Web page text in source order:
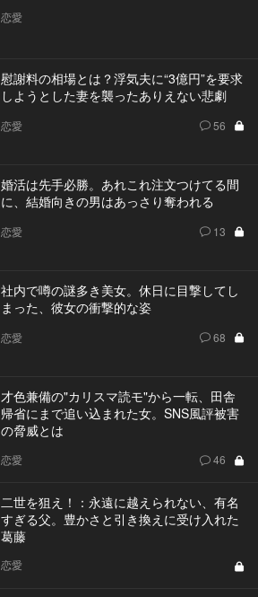
恋愛
慰謝料の相場とは？浮気夫に“3億円”を要求
しようとした妻を襲ったありえない悲劇
恋愛 56
婚活は先手必勝。あれこれ注文つけてる間
に、結婚向きの男はあっさり奪われる
恋愛 13
社内で噂の謎多き美女。休日に目撃してし
まった、彼女の衝撃的な姿
恋愛 68
才色兼備の"カリスマ読モ"から一転、田舎
帰省にまで追い込まれた女。SNS風評被害
の脅威とは
恋愛 46
二世を狙え！：永遠に越えられない、有名
すぎる父。豊かさと引き換えに受け入れた
葛藤
恋愛